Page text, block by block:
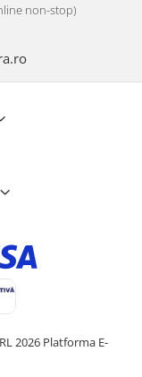
non-stop)
2026 Platforma E-